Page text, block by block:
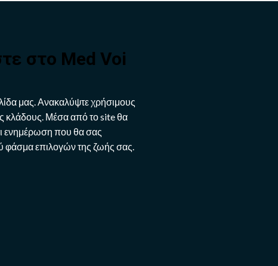
στο Med Voi
μας. Ανακαλύψτε χρήσιμους
κλάδους. Μέσα από το site θα
ενημέρωση που θα σας
φάσμα επιλογών της ζωής σας.